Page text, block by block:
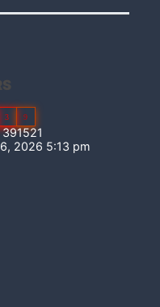
3 9
2026 5:13 pm